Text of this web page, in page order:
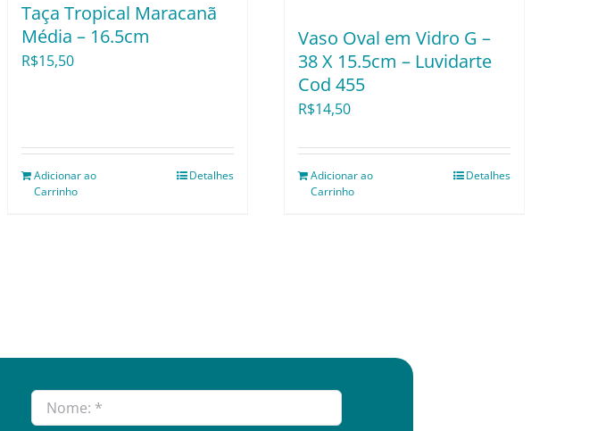
Taça Tropical Maracanã
Média – 16.5cm
R$15,50
Adicionar ao
Carrinho
Detalhes
Vaso Oval em Vidro G –
38 X 15.5cm – Luvidarte
Cod 455
R$14,50
Adicionar ao
Carrinho
Detalhes